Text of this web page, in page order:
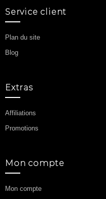
Service client
Plan du site
Blog
Extras
Affiliations
Promotions
Mon compte
Mon compte